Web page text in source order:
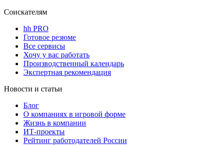
Соискателям
hh PRO
Готовое резюме
Все сервисы
Хочу у вас работать
Производственный календарь
Экспертная рекомендация
Новости и статьи
Блог
О компаниях в игровой форме
Жизнь в компании
ИТ-проекты
Рейтинг работодателей России